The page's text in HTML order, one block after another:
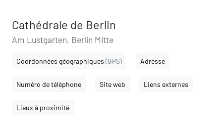
Cathédrale de Berlin
Am Lustgarten, Berlin Mitte
Coordonnées géographiques (GPS) Adresse
Numéro de téléphone Site web Liens externes
Lieux à proximité